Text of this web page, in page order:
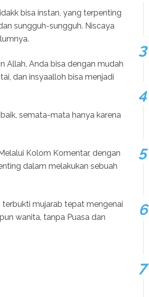
bisa instan, yang terpenting
sungguh-sungguh. Niscaya
Allah, Anda bisa dengan mudah
dan insyaalloh bisa menjadi
semata-mata hanya karena
Kolom Komentar, dengan
dalam melakukan sebuah
mujarab tepat mengenai
wanita, tanpa Puasa dan